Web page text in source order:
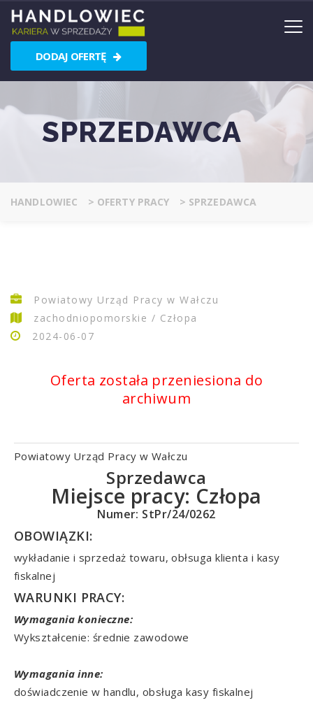
DODAJ OFERTĘ
SPRZEDAWCA
HANDLOWIEC > OFERTY PRACY > SPRZEDAWCA
Powiatowy Urząd Pracy w Wałczu
zachodniopomorskie / Człopa
2024-06-07
Oferta została przeniesiona do
archiwum
Powiatowy Urząd Pracy w Wałczu
Sprzedawca
Miejsce pracy: Człopa
Numer: StPr/24/0262
OBOWIĄZKI:
wykładanie i sprzedaż towaru, obłsuga klienta i kasy
fiskalnej
WARUNKI PRACY:
Wymagania konieczne:
Wykształcenie: średnie zawodowe
Wymagania inne:
doświadczenie w handlu, obsługa kasy fiskalnej